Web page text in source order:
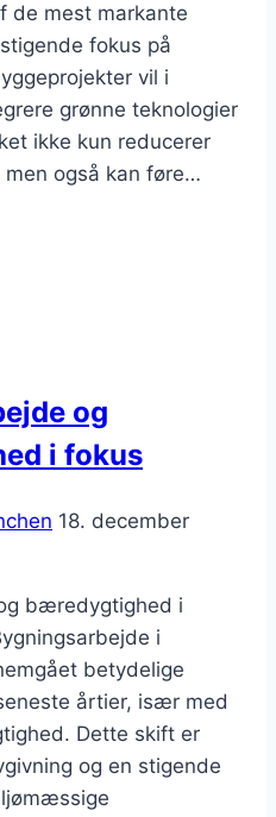
de mest markante
fokus på
vil i
grønne teknologier
ikke kun reducerer
men også kan føre…
og
i fokus
18. december
bæredygtighed i
i
betydelige
årtier, især med
Dette skift er
og en stigende